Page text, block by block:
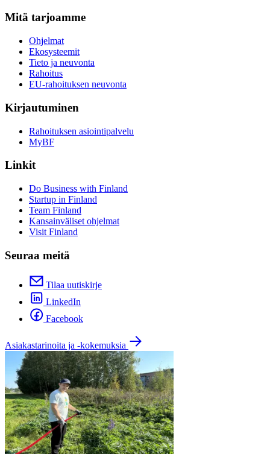
Mitä tarjoamme
Ohjelmat
Ekosysteemit
Tieto ja neuvonta
Rahoitus
EU-rahoituksen neuvonta
Kirjautuminen
Rahoituksen asiointipalvelu
MyBF
Linkit
Do Business with Finland
Startup in Finland
Team Finland
Kansainväliset ohjelmat
Visit Finland
Seuraa meitä
Tilaa uutiskirje
LinkedIn
Facebook
Asiakastarinoita ja -kokemuksia